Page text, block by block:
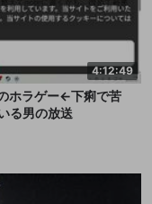
4:12:49
ホラゲー←下痢で苦
る男の放送